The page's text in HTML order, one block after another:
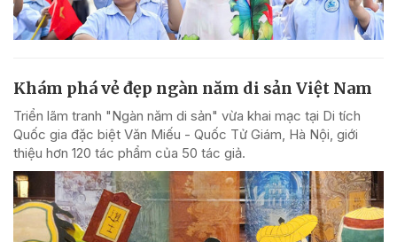
Khám phá vẻ đẹp ngàn năm di sản Việt Nam
Triển lãm tranh "Ngàn năm di sản" vừa khai mạc tại Di tích
Quốc gia đặc biệt Văn Miếu - Quốc Tử Giám, Hà Nội, giới
thiệu hơn 120 tác phẩm của 50 tác giả.